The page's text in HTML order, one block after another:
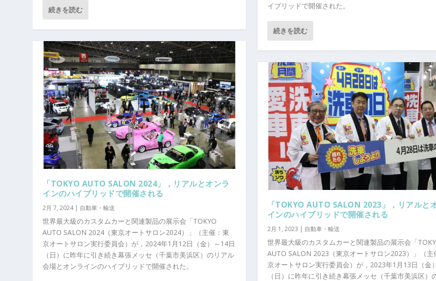
続きを読む
「TOKYO AUTO SALON 2024」，リアルとオンラ
インのハイブリッドで開催される
2月 7, 2024| 自動車・輸送
世界最大級のカスタムカーと関連製品の展示会「TOKYO
AUTO SALON 2024（東京オートサロン2024）」（主催：東
京オートサロン実行委員会）が，2024年1月12日（金）～14日
（日）に昨年に引き続き幕張メッセ（千葉市美浜区）のリアル
会場とオンラインのハイブリッドで開催された。
イブリッドで開催された。
続きを読む
「TOKYO AUTO SALON 2023」，リアルと
インのハイブリッドで開催される
2月 1, 2023 | 自動車・輸送
世界最大級のカスタムカーと関連製品の展示会「
AUTO SALON 2023（東京オートサロン2023）」（主
京オートサロン実行委員会）が，2023年1月13日（金
（日）に昨年に引き続き幕張メッセ（千葉市美浜区）